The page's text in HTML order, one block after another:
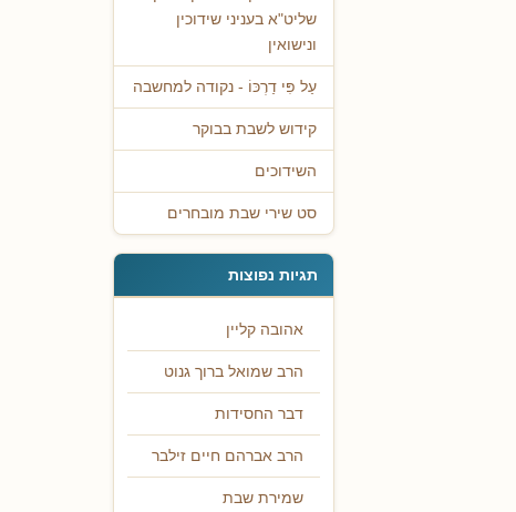
שליט"א בעניני שידוכין
ונישואין
עַל פִּי דַרְכּוֹ - נקודה למחשבה
קידוש לשבת בבוקר
השידוכים
סט שירי שבת מובחרים
תגיות נפוצות
אהובה קליין
הרב שמואל ברוך גנוט
דבר החסידות
הרב אברהם חיים זילבר
שמירת שבת